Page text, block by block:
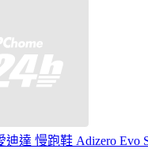
迪達 慢跑鞋 Adizero Evo